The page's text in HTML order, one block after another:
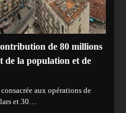
de 80 millions
de la population et de
aux opérations de
et 30…